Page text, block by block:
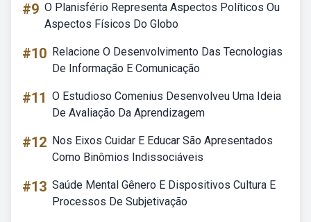
#9 O Planisfério Representa Aspectos Políticos Ou
Aspectos Físicos Do Globo
#10 Relacione O Desenvolvimento Das Tecnologias
De Informação E Comunicação
#11 O Estudioso Comenius Desenvolveu Uma Ideia
De Avaliação Da Aprendizagem
#12 Nos Eixos Cuidar E Educar São Apresentados
Como Binômios Indissociáveis
#13 Saúde Mental Gênero E Dispositivos Cultura E
Processos De Subjetivação